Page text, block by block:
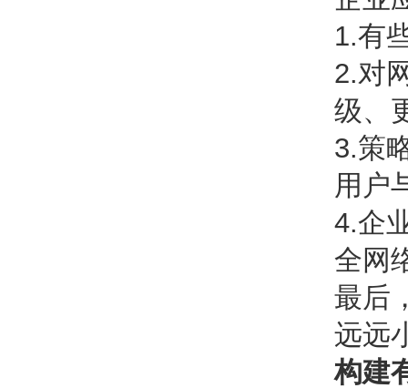
1.有
2.对
级、
3.策
用户
4.企
全网
最后
远远
构建